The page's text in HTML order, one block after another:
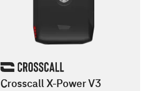
Crosscall X-Power V3